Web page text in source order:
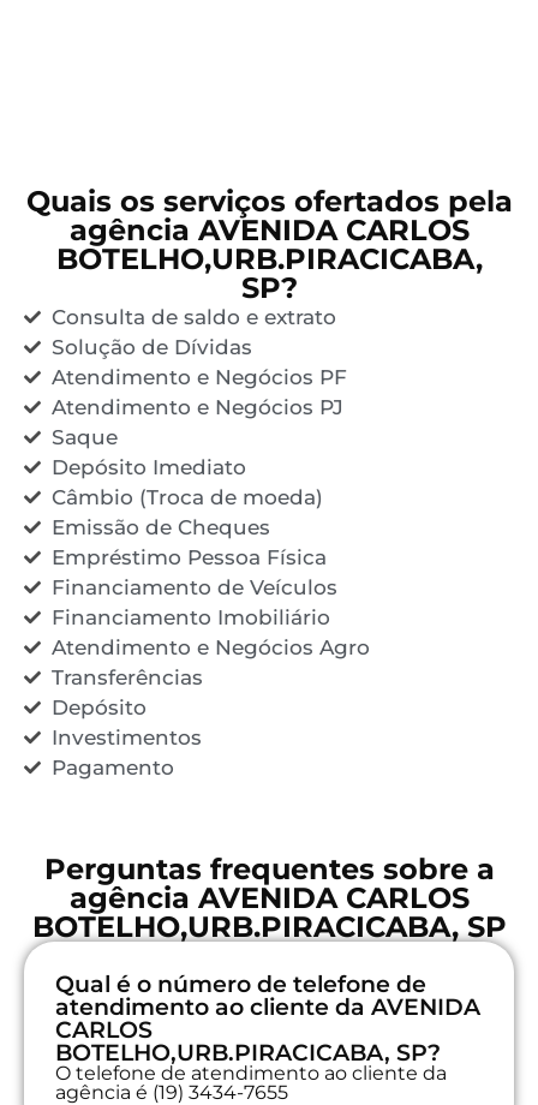
Quais os serviços ofertados pela
agência AVENIDA CARLOS
BOTELHO,URB.PIRACICABA,
SP?
Consulta de saldo e extrato
Solução de Dívidas
Atendimento e Negócios PF
Atendimento e Negócios PJ
Saque
Depósito Imediato
Câmbio (Troca de moeda)
Emissão de Cheques
Empréstimo Pessoa Física
Financiamento de Veículos
Financiamento Imobiliário
Atendimento e Negócios Agro
Transferências
Depósito
Investimentos
Pagamento
Perguntas frequentes sobre a
agência AVENIDA CARLOS
BOTELHO,URB.PIRACICABA, SP
Qual é o número de telefone de
atendimento ao cliente da AVENIDA
CARLOS
BOTELHO,URB.PIRACICABA, SP?
O telefone de atendimento ao cliente da
agência é (19) 3434-7655